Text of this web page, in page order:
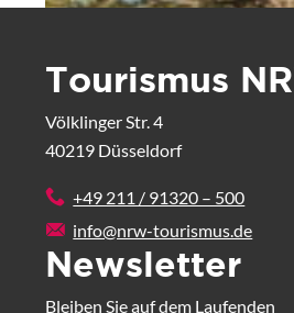
Tourismus
Völklinger Str. 4
40219 Düsseldorf
+49 211 / 91320 – 500
info@nrw-tourismus.de
Newsletter
Bleiben Sie auf dem Laufenden